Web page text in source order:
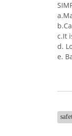
c.It
d.
e.